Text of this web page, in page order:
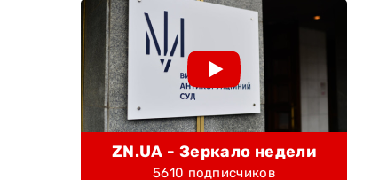
ZN.UA - Зеркало недели
5610 подписчиков